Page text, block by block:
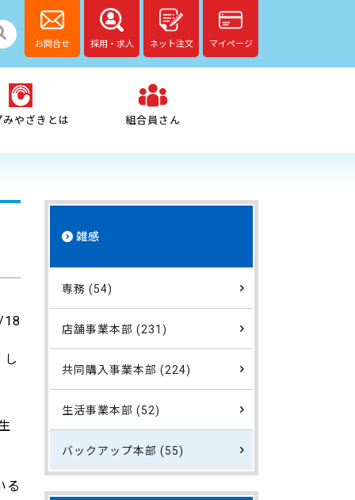
お問合せ 採用・求人 ネット注文 マイページ
みやざきとは 組合員さん
し
る
雑感
専務 (54)
店舗事業本部 (231)
共同購入事業本部 (224)
生活事業本部 (52)
バックアップ本部 (55)